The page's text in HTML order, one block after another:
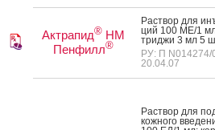
Актрапид®НМ
Пенфилл®
Рас­твор для
ций 100 МЕ/1
трид­жи 3 мл 5
РУ: П N014274/
20.04.07
Рас­твор для
кожно­го